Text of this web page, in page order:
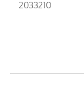
2033210